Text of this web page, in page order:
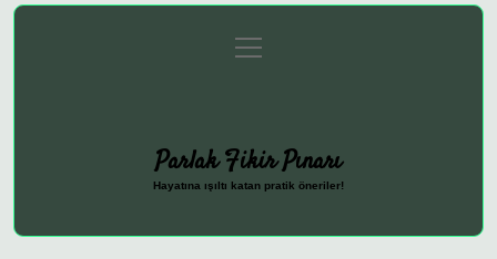
Gizlilik Politikası
menüyü
aç
Parlak Fikir Pınarı
Hayatına ışıltı katan pratik öneriler!